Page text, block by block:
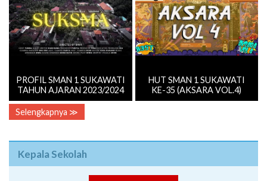
PROFIL SMAN 1 SUKAWATI
TAHUN AJARAN 2023/2024
HUT SMAN 1 SUKAWATI
KE-35 (AKSARA VOL.4)
Selengkapnya ≫
Kepala Sekolah